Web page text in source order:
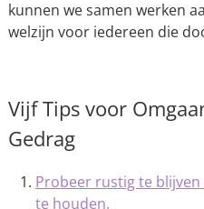
kunnen we samen werken
welzijn voor iedereen die
Vijf Tips voor
Gedrag
Probeer rustig te
te houden.